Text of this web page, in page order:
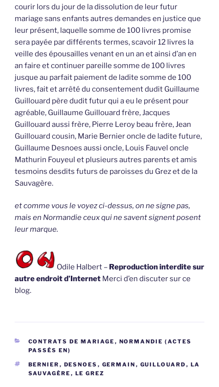
courir lors du jour de la dissolution de leur futur
mariage sans enfants autres demandes en justice que
leur présent, laquelle somme de 100 livres promise
sera payée par différents termes, scavoir 12 livres la
veille des épousailles venant en un an et ainsi d’an en
an faire et continuer pareille somme de 100 livres
jusque au parfait paiement de ladite somme de 100
livres, fait et arrêté du consentement dudit Guillaume
Guillouard père dudit futur qui a eu le présent pour
agréable, Guillaume Guillouard frère, Jacques
Guillouard aussi frère, Pierre Leroy beau frère, Jean
Guillouard cousin, Marie Bernier oncle de ladite future,
Guillaume Desnoes aussi oncle, Louis Fauvel oncle
Mathurin Fouyeul et plusieurs autres parents et amis
tesmoins desdits futurs de paroisses du Grez et de la
Sauvagère.
et comme vous le voyez ci-dessus, on ne signe pas,
mais en Normandie ceux qui ne savent signent posent
leur marque.
Odile Halbert – Reproduction interdite sur
autre endroit d’Internet Merci d’en discuter sur ce
blog.
CATÉGORIES
CONTRATS DE MARIAGE , NORMANDIE (ACTES
PASSÉS EN)
ÉTIQUETTES
BERNIER , DESNOES , GERMAIN , GUILLOUARD , LA
SAUVAGÈRE , LE GREZ